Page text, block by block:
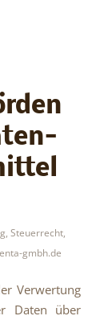
,Steuerrecht,
gmbh.de
Verwertung
Daten über